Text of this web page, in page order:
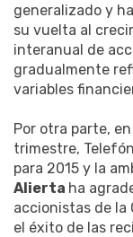
generalizado y
su vuelta al
interanual de
gradualmente
variables
Por otra parte,
trimestre,
para 2015 y la
Alierta ha
accionistas de la
el éxito de las